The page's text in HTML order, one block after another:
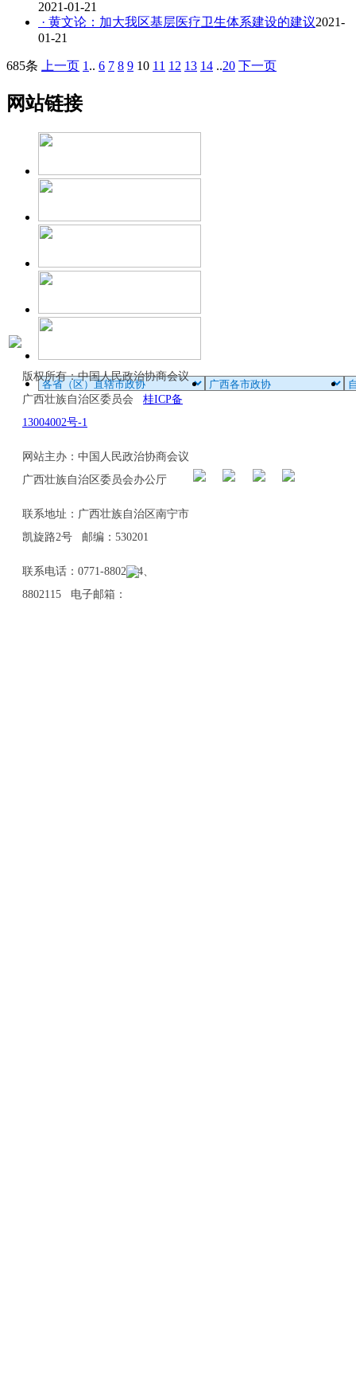
2021-01-21
· 黄文论：加大我区基层医疗卫生体系建设的建议2021-
01-21
685条 上一页 1 .. 6 7 8 9 10 11 12 13 14 ..20 下一页
网站链接
版权所有：中国人民政治协商会议
广西壮族自治区委员会 桂ICP备
13004002号-1
网站主办：中国人民政治协商会议
广西壮族自治区委员会办公厅
联系地址：广西壮族自治区南宁市
凯旋路2号 邮编：530201
联系电话：0771-8802114、
8802115 电子邮箱：